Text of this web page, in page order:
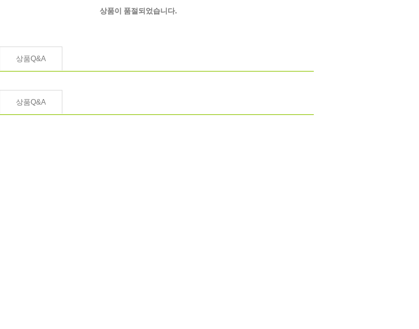
상품이 품절되었습니다.
상품Q&A
상품Q&A